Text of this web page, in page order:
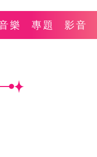
樂 專題 影音